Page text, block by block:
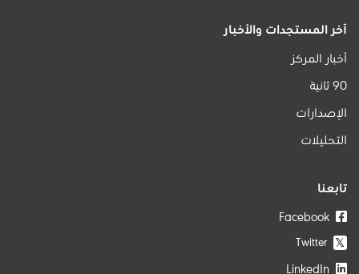
آخر المستجدات والأخبار
أخبار المركز
90 ثانية
الإصدارات
التحليلات
تابعنا
𝕏
Twitter